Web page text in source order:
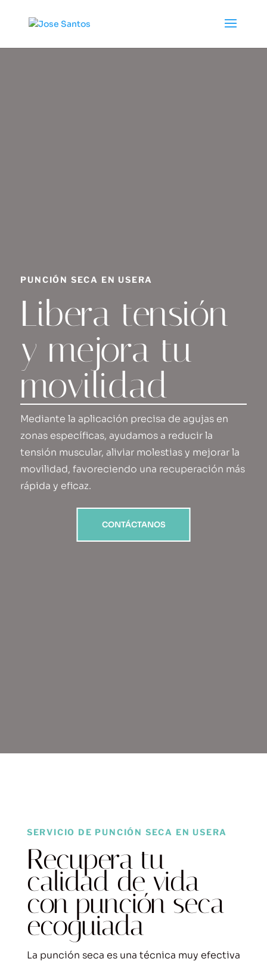
PUNCIÓN SECA EN USERA
Libera tensión
y mejora tu
movilidad
Mediante la aplicación precisa de agujas en
zonas específicas, ayudamos a reducir la
tensión muscular, aliviar molestias y mejorar la
movilidad, favoreciendo una recuperación más
rápida y eficaz.
CONTÁCTANOS
SERVICIO DE PUNCIÓN SECA EN USERA
Recupera tu
calidad de vida
con punción seca
ecoguiada
La punción seca es una técnica muy efectiva